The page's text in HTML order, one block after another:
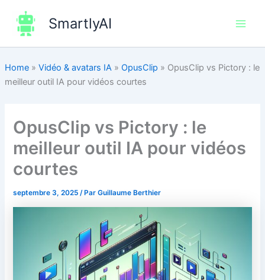
contenu
SmartlyAI
Home» Vidéo & avatars IA» OpusClip » OpusClip vs Pictory : le
meilleur outil IA pour vidéos courtes
OpusClip vs Pictory : le
meilleur outil IA pour vidéos
courtes
septembre 3, 2025/ ParGuillaume Berthier